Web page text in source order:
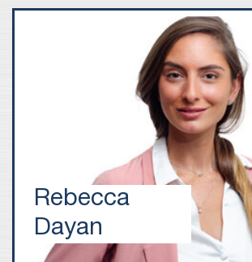
Rebecca
Dayan